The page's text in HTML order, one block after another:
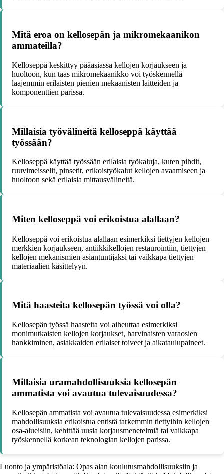
Mitä eroa on kellosepän ja mikromekaanikon
ammateilla?
Kelloseppä keskittyy pääasiassa kellojen korjaukseen ja
huoltoon, kun taas mikromekaanikko voi työskennellä
laajemmin erilaisten pienien mekaanisten laitteiden ja
komponenttien parissa.
Millaisia työvälineitä kelloseppä käyttää
työssään?
Kelloseppä käyttää työssään erilaisia työkaluja, kuten pihdit,
ruuvimeisselit, pinsetit, erikoistyökalut kellojen avaamiseen ja
huoltoon sekä erilaisia mittausvälineitä.
Miten kelloseppä voi erikoistua alallaan?
Kelloseppä voi erikoistua alallaan esimerkiksi tiettyjen kellojen
merkkien korjaukseen, antiikkikellojen restaurointiin, tiettyjen
kellojen mekanismien asiantuntijaksi tai vaikkapa tiettyjen
materiaalien käsittelyyn.
Mitä haasteita kellosepän työssä voi olla?
Kellosepän työssä haasteita voi aiheuttaa esimerkiksi
monimutkaisten kellojen korjaukset, harvinaisten varaosien
hankkiminen, asiakkaiden erilaiset toiveet ja aikataulupaineet.
Millaisia uramahdollisuuksia kellosepän
ammatista voi avautua tulevaisuudessa?
Kellosepän ammatista voi avautua tulevaisuudessa esimerkiksi
mahdollisuuksia erikoistua entistä tarkemmin tiettyihin kellojen
osa-alueisiin, kehittää uusia korjausmenetelmiä tai vaikkapa
työskennellä korkean teknologian kellojen parissa.
Luonto ja ympäristöala: Opas alan koulutusmahdollisuuksiin ja